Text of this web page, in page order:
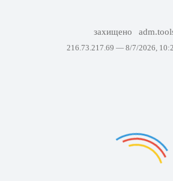
захищено
216.73.217.69 — 8/7/2026,